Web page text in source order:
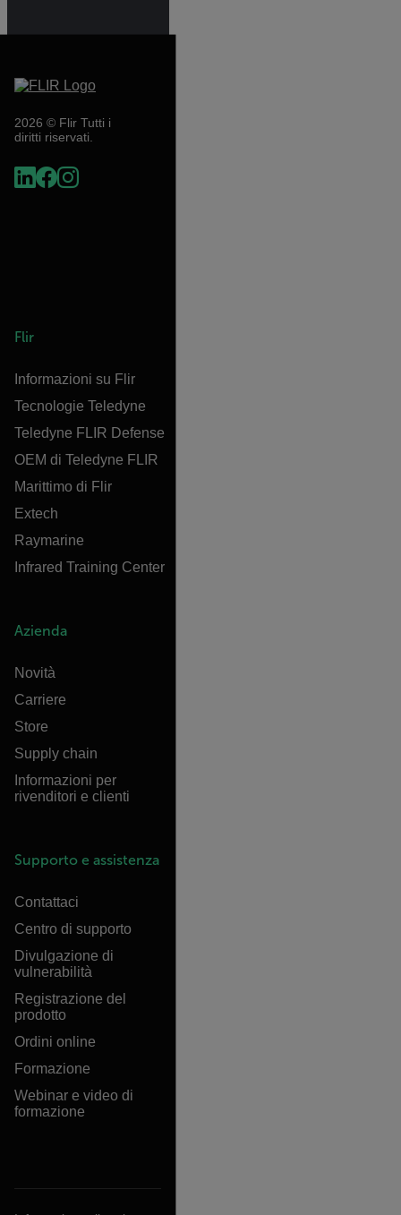
2026 © Flir Tutti i
diritti riservati.
Flir
Informazioni su Flir
Tecnologie Teledyne
Teledyne FLIR Defense
OEM di Teledyne FLIR
Marittimo di Flir
Extech
Raymarine
Infrared Training Center
Azienda
Novità
Carriere
Store
Supply chain
Informazioni per
rivenditori e clienti
Supporto e assistenza
Contattaci
Centro di supporto
Divulgazione di
vulnerabilità
Registrazione del
prodotto
Ordini online
Formazione
Webinar e video di
formazione